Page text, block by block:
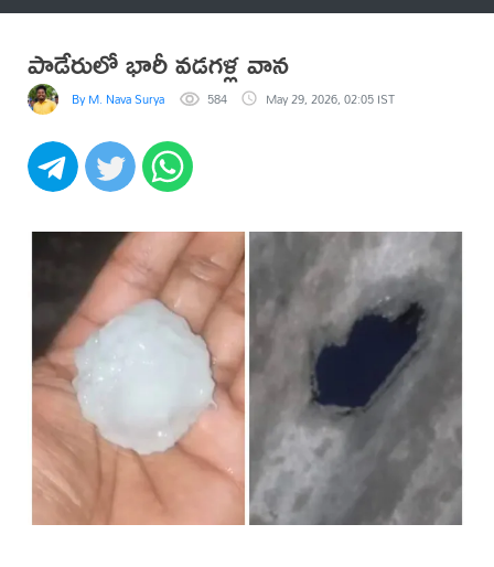
పాడేరులో భారీ వడగళ్ల వాన
By M. Nava Surya 584 May 29, 2026, 02:05 IST